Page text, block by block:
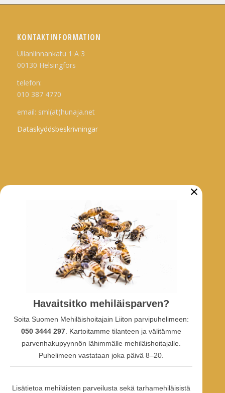
KONTAKTINFORMATION
Ullanlinnankatu 1 A 3
00130 Helsingfors
telefon:
010 387 4770
email: sml(at)hunaja.net
Dataskyddsbeskrivningar
Facebook-grupp
Facebook-sidan
Facebook-profil
Youtube
Havaitsitko mehiläisparven?
Soita Suomen Mehiläishoitajain Liiton parvipuhelimeen:
050 3444 297 . Kartoitamme tilanteen ja välitämme
parvenhakupyynnön lähimmälle mehiläishoitajalle.
Puhelimeen vastataan joka päivä 8–20.
Lisätietoa mehiläisten parveilusta sekä tarhamehiläisistä
×